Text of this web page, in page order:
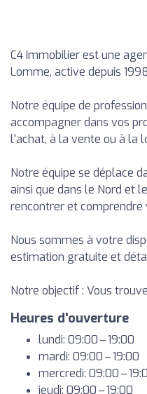
C4 Immobilier est une
Lomme, active depuis
Notre équipe de
accompagner dans vos
l'achat, à la vente ou à la
Notre équipe se déplace
ainsi que dans le Nord et
rencontrer et comprendre
Nous sommes à votre
estimation gratuite et
Notre objectif : Vous
Heures d'ouverture
lundi: 09:00 – 19:00
mardi: 09:00 – 19:00
mercredi: 09:00 –
jeudi: 09:00 – 19:00